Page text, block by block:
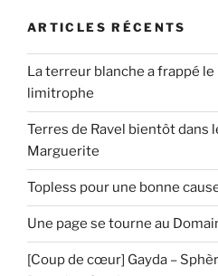
ARTICLES RÉCENTS
La terreur blanche a frappé
limitrophe
Terres de Ravel bientôt dans
Marguerite
Topless pour une bonne
Une page se tourne au
[Coup de cœur] Gayda –